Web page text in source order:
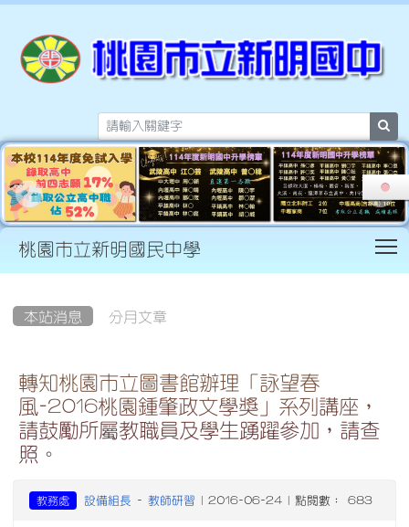
桃園市立新明國民中學
本站消息 分月文章
轉知桃園市立圖書館辦理「詠望春
風-2016桃園鍾肇政文學獎」系列講座，
請鼓勵所屬教職員及學生踴躍參加，請查
照。
教務處 設備組長 - 教師研習 | 2016-06-24 | 點閱數： 683